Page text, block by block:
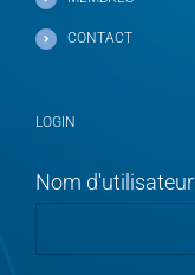
CONTACT
LOGIN
Nom d'utilisateur